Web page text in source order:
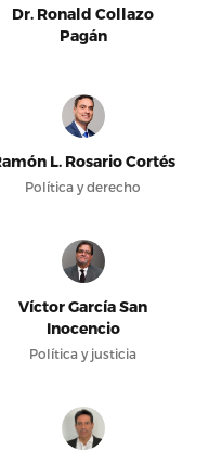
Dr. Ronald Collazo
Pagán
L. Rosario Cortés
Política y derecho
Víctor García San
Inocencio
Política y justicia